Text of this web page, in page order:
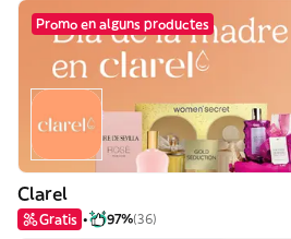
Promo en alguns productes
Clarel
Gratis 97%(36)